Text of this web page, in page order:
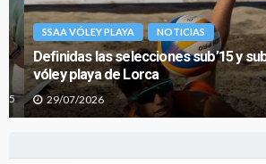
SSAA VÓLEY PLAYA NOTICIAS
Definidas las selecciones sub’15 y
vóley playa de Lorca
29/07/2026